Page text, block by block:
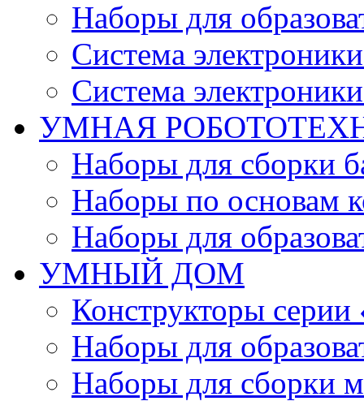
Наборы для
Система
Система
УМНАЯ
Наборы для сборки
Наборы по основам
Наборы для
УМНЫЙ ДОМ
Конструкторы
Наборы для
Наборы для сборки